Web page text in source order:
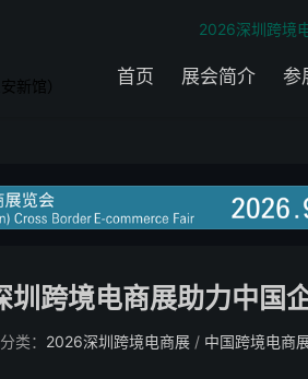
新馆） 首页 展会简介 参
2026深圳跨境
圳跨境电商展助力中国
分类： 2026深圳跨境电商展 / 中国跨境电商